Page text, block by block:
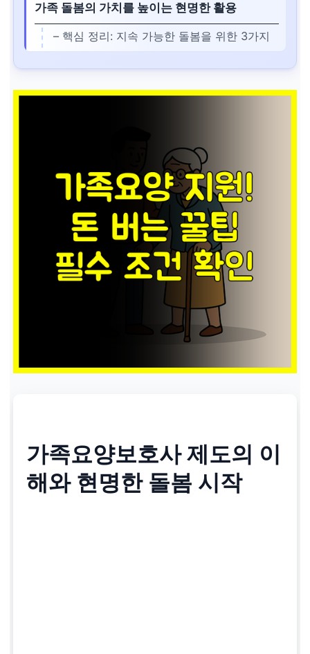
가족 돌봄의 가치를 높이는 현명한 활용
– 핵심 정리: 지속 가능한 돌봄을 위한 3가지
가족요양보호사 제도의 이
해와 현명한 돌봄 시작